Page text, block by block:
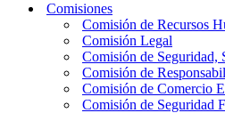
Comisiones
Comisión de Recursos
Comisión Legal
Comisión de Seguridad,
Comisión de
Comisión de Comercio
Comisión de Seguridad